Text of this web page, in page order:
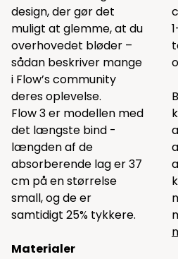
design, der gør det
muligt at glemme, at du
overhovedet bløder –
sådan beskriver mange
i Flow’s community
deres oplevelse.
Flow 3 er modellen med
det længste bind -
længden af ​​de
absorberende lag er 37
cm på en størrelse
small, og de er
samtidigt 25% tykkere.
Materialer